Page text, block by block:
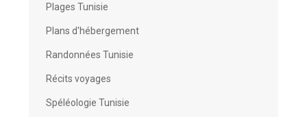
Plages Tunisie
Plans d'hébergement
Randonnées Tunisie
Récits voyages
Spéléologie Tunisie